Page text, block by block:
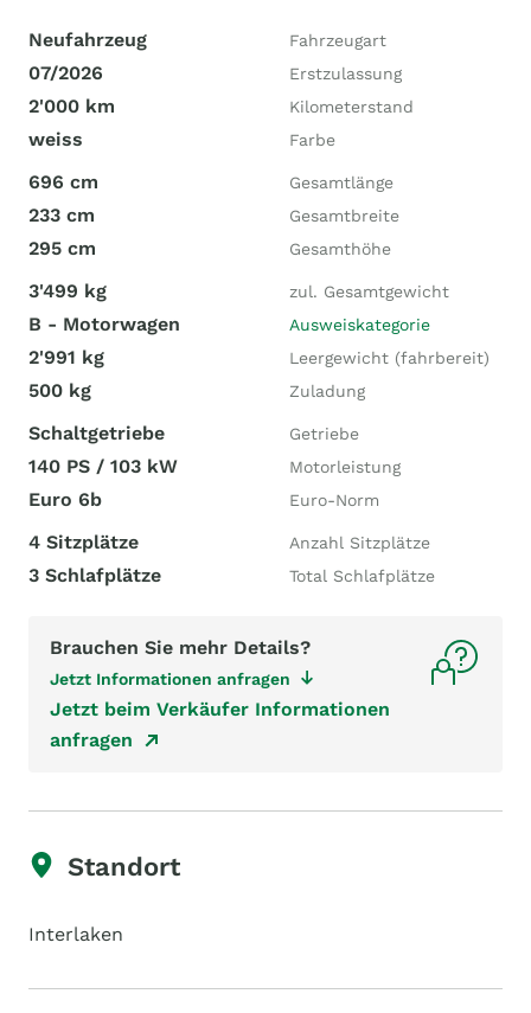
Neufahrzeug Fahrzeugart
07/2026 Erstzulassung
2'000 km Kilometerstand
weiss Farbe
696 cm Gesamtlänge
233 cm Gesamtbreite
295 cm Gesamthöhe
3'499 kg zul. Gesamtgewicht
B - Motorwagen Ausweiskategorie
2'991 kg Leergewicht (fahrbereit)
500 kg Zuladung
Schaltgetriebe Getriebe
140 PS / 103 kW Motorleistung
Euro 6b Euro-Norm
4 Sitzplätze Anzahl Sitzplätze
3 Schlafplätze Total Schlafplätze
Brauchen Sie mehr Details?
Jetzt Informationen anfragen
Jetzt beim Verkäufer Informationen
anfragen
Standort
Interlaken